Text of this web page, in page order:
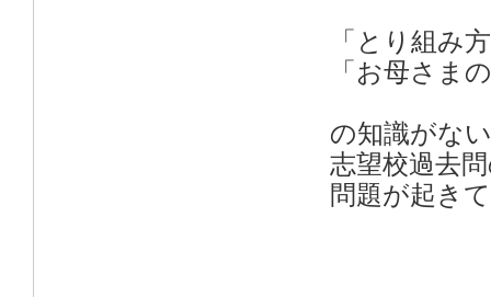
「とり組み
「お母さま
の知識がな
志望校過去
問題が起き